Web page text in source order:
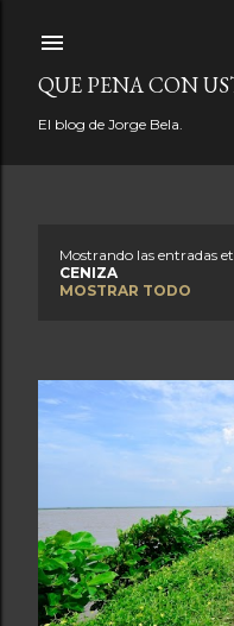
QUE PENA CON
El blog de Jorge Bela.
t
r
d
a
s
Mostrando las entradas
CENIZA
MOSTRAR TODO